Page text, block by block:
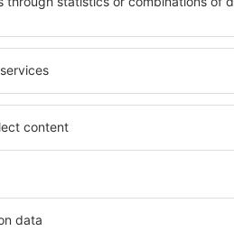
vyhledávací
rozsáhlé
polí vepište
ještě
několika
zařízení.
Jaké
Hotely in
vybavením
bezplatné
centrum,
informační
nabízejí i